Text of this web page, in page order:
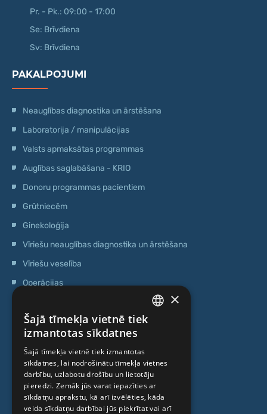
Pr. - Pk.: 09:00 - 17:00
Se: Brīvdiena
Sv: Brīvdiena
PAKALPOJUMI
Neauglības diagnostika un ārstēšana
Laboratorija / manipulācijas
Valsts apmaksātas programmas
Auglības saglabāšana - KRIO
Donoru programmas pacientiem
Grūtniecēm
Ginekoloģija
Vīriešu neauglības diagnostika un ārstēšana
Vīriešu veselība
Operācijas
Anti-age speciālista konsultācija
Ambulatorais centrs
Cilmes šūnu centrs
PAR MUMS
LATVIAN
RUSSIAN
LITHUANIAN
NORWEGIAN
×
Šajā tīmekļa vietnē tiek
izmantotas sīkdatnes
Šajā tīmekļa vietnē tiek izmantotas
sīkdatnes, lai nodrošinātu tīmekļa vietnes
darbību, uzlabotu drošību un lietotāju
pieredzi. Zemāk jūs varat iepazīties ar
sīkdatņu aprakstu, kā arī izvēlēties, kāda
veida sīkdatņu darbībai jūs piekrītat vai arī